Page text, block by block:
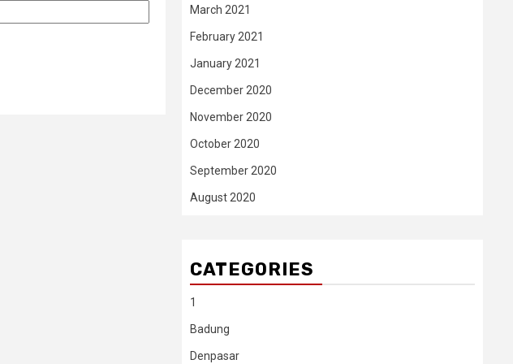
March 2021
February 2021
January 2021
December 2020
November 2020
October 2020
September 2020
August 2020
CATEGORIES
1
Badung
Denpasar